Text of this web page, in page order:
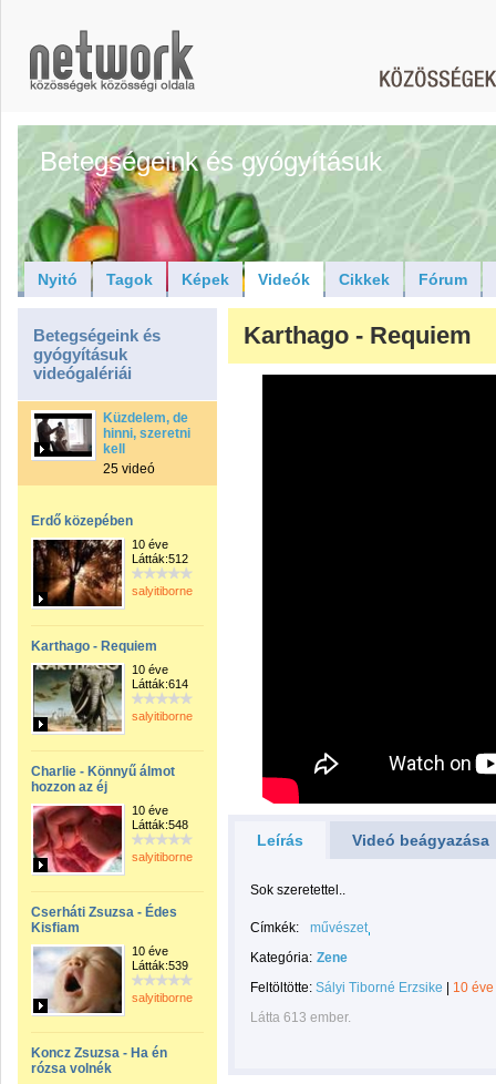
Betegségeink és gyógyításuk
Nyitó Tagok Képek Videók Cikkek Fórum
Betegségeink és
gyógyításuk
videógalériái
Küzdelem, de
hinni, szeretni
kell
25 videó
Erdő közepében
10 éve
Látták:512
salyitiborne
Karthago - Requiem
10 éve
Látták:614
salyitiborne
Charlie - Könnyű álmot
hozzon az éj
10 éve
Látták:548
salyitiborne
Cserháti Zsuzsa - Édes
Kisfiam
10 éve
Látták:539
salyitiborne
Koncz Zsuzsa - Ha én
rózsa volnék
Karthago - Requiem
Leírás Videó beágyazása
Sok szeretettel..
Címkék:
művészet
Kategória: Zene
Feltöltötte: Sályi Tiborné Erzsike
10 éve
Látta 613 ember.